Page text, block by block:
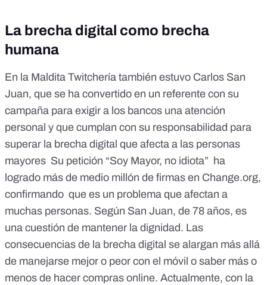
La brecha digital como brecha
humana
En la Maldita Twitchería también estuvo Carlos San
Juan, que se ha convertido en un referente con su
campaña para exigir a los bancos una atención
personal y que cumplan con su responsabilidad para
superar la brecha digital que afecta a las personas
mayores Su petición “Soy Mayor, no idiota” ha
logrado más de medio millón de firmas en Change.org,
confirmando que es un problema que afectan a
muchas personas. Según San Juan, de 78 años, es
una cuestión de mantener la dignidad. Las
consecuencias de la brecha digital se alargan más allá
de manejarse mejor o peor con el móvil o saber más o
menos de hacer compras online. Actualmente, con la